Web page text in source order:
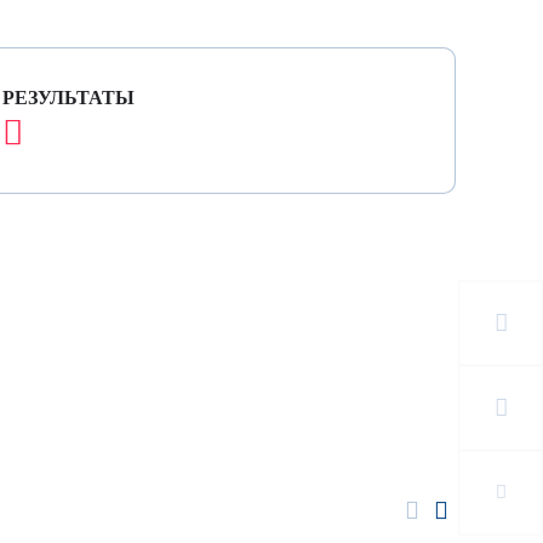
РЕЗУЛЬТАТЫ